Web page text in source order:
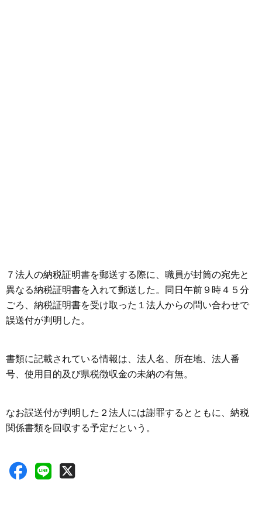
７法人の納税証明書を郵送する際に、職員が封筒の宛先と
異なる納税証明書を入れて郵送した。同日午前９時４５分
ごろ、納税証明書を受け取った１法人からの問い合わせで
誤送付が判明した。
書類に記載されている情報は、法人名、所在地、法人番
号、使用目的及び県税徴収金の未納の有無。
なお誤送付が判明した２法人には謝罪するとともに、納税
関係書類を回収する予定だという。